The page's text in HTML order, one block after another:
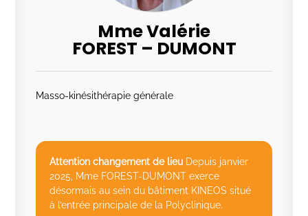
Mme Valérie
FOREST – DUMONT
Masso-kinésithérapie générale
Attention changement de lieu Depuis janvier
2025, Mme FOREST-DUMONT exerce
désormais au sein du bâtiment KINEOS situé
à l’entrée principale de la Polyclinique.